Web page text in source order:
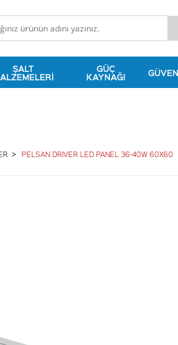
ŞALT GÜÇ
KAYNAĞI
PELSAN DRIVER LED PANEL 36-40W 60X60